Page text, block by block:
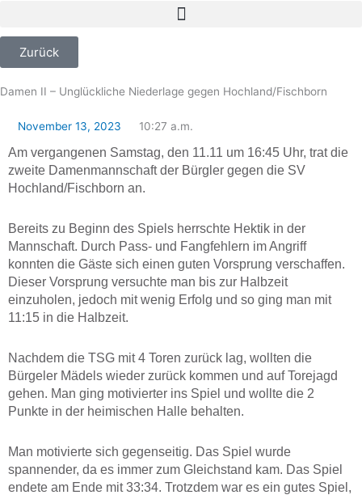
Zurück
Damen II – Unglückliche Niederlage gegen Hochland/Fischborn
November 13, 2023 10:27 a.m.
Am vergangenen Samstag, den 11.11 um 16:45 Uhr, trat die
zweite Damenmannschaft der Bürgler gegen die SV
Hochland/Fischborn an.
Bereits zu Beginn des Spiels herrschte Hektik in der
Mannschaft. Durch Pass- und Fangfehlern im Angriff
konnten die Gäste sich einen guten Vorsprung verschaffen.
Dieser Vorsprung versuchte man bis zur Halbzeit
einzuholen, jedoch mit wenig Erfolg und so ging man mit
11:15 in die Halbzeit.
Nachdem die TSG mit 4 Toren zurück lag, wollten die
Bürgeler Mädels wieder zurück kommen und auf Torejagd
gehen. Man ging motivierter ins Spiel und wollte die 2
Punkte in der heimischen Halle behalten.
Man motivierte sich gegenseitig. Das Spiel wurde
spannender, da es immer zum Gleichstand kam. Das Spiel
endete am Ende mit 33:34. Trotzdem war es ein gutes Spiel,